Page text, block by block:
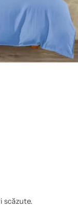
scăzute.